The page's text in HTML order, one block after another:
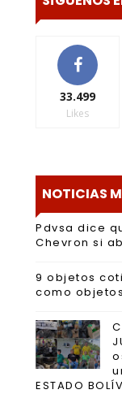
33.499
Likes
NOTICIAS
Pdvsa dice
Chevron si
9 objetos
como
ESTADO